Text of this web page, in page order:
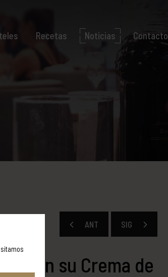
Recetas Noticias Contacto
ANT SIG
con su Crema de